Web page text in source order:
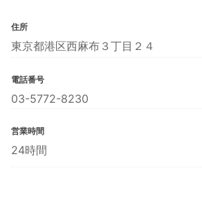
住所
東京都港区西麻布３丁目２４
電話番号
03-5772-8230
営業時間
24時間